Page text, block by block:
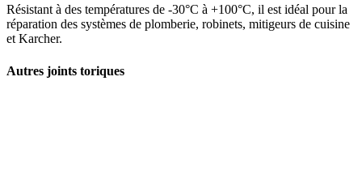
Résistant à des températures de -30°C à +100°C, il est idéal pour la
réparation des systèmes de plomberie, robinets, mitigeurs de cuisine
et Karcher.
Autres joints toriques